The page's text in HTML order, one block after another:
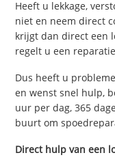
Heeft u lekkage,
niet en neem direct
krijgt dan direct een
regelt u een
Dus heeft u
en wenst snel hulp,
uur per dag, 365
buurt om
Direct hulp van een